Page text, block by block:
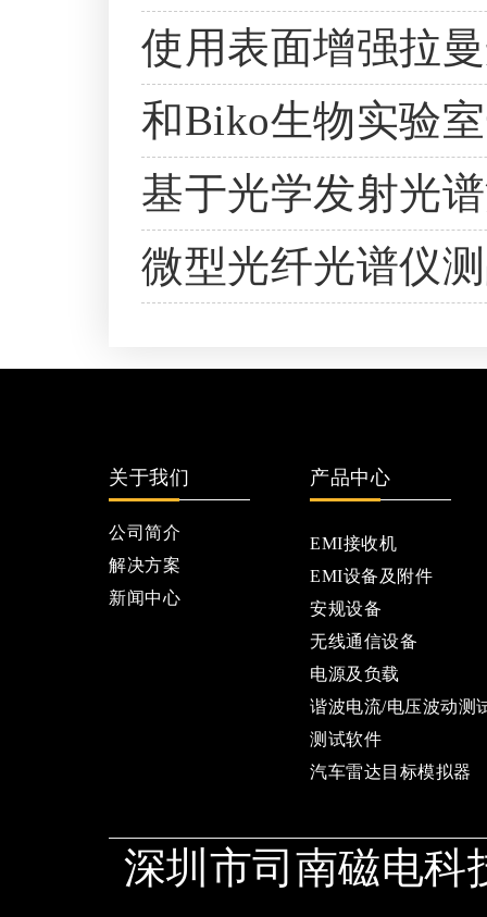
使用表面增强拉
和Biko生物实验
基于光学发射光
微型光纤光谱仪
关于我们
公司简介
解决方案
新闻中心
产品中心
EMI接收机
EMI设备及附件
安规设备
无线通信设备
电源及负载
谐波电流/电压波动测
测试软件
汽车雷达目标模拟器
深圳市司南磁电